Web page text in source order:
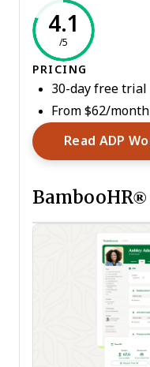
4.1
/5
PRICING
30-day free trial
From $62/month
Read ADP
BambooHR®